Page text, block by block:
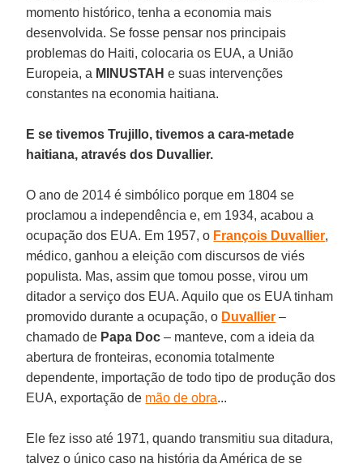
momento histórico, tenha a economia mais
desenvolvida. Se fosse pensar nos principais
problemas do Haiti, colocaria os EUA, a União
Europeia, a MINUSTAH e suas intervenções
constantes na economia haitiana.
E se tivemos Trujillo, tivemos a cara-metade
haitiana, através dos Duvallier.
O ano de 2014 é simbólico porque em 1804 se
proclamou a independência e, em 1934, acabou a
ocupação dos EUA. Em 1957, o François Duvallier,
médico, ganhou a eleição com discursos de viés
populista. Mas, assim que tomou posse, virou um
ditador a serviço dos EUA. Aquilo que os EUA tinham
promovido durante a ocupação, o Duvallier –
chamado de Papa Doc – manteve, com a ideia da
abertura de fronteiras, economia totalmente
dependente, importação de todo tipo de produção dos
EUA, exportação de mão de obra...
Ele fez isso até 1971, quando transmitiu sua ditadura,
talvez o único caso na história da América de se